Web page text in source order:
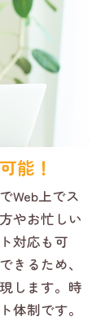
能！
Web上でス
やお忙しい
対応も可
きるため、
します。時
体制です。